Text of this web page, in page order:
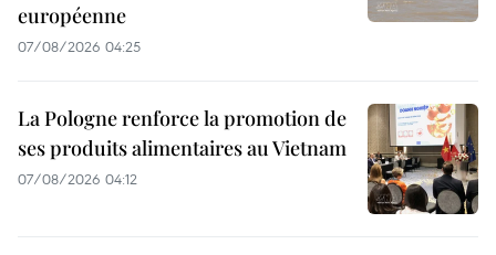
européenne
07/08/2026 04:25
La Pologne renforce la promotion de
ses produits alimentaires au Vietnam
07/08/2026 04:12